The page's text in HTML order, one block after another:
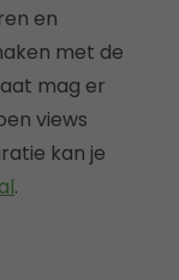
en
met de
mag er
views
kan je
.